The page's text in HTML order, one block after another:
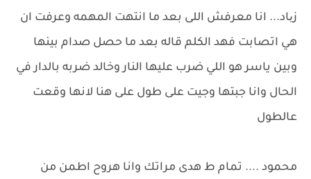
زیاد... انا معرفش اللى بعد ما انتهت المهمه وعرفت ان
هي اتصابت فهد الكلم قاله بعد ما حصل صدام بينها
وبين ياسر هو اللي ضرب عليها النار وخالد ضربه بالدار في
الحال وانا جبتها وجيت على طول على هنا لانها وقعت
عالطول
محمود .... تمام ط هدى مراتك وانا هروح اطمن من